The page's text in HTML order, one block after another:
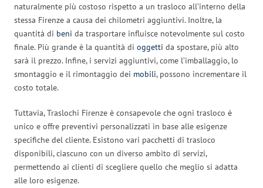
naturalmente più costoso rispetto a un trasloco all’interno della
stessa Firenze a causa dei chilometri aggiuntivi. Inoltre, la
quantità di beni da trasportare influisce notevolmente sul costo
finale. Più grande è la quantità di oggetti da spostare, più alto
sarà il prezzo. Infine, i servizi aggiuntivi, come l’imballaggio, lo
smontaggio e il rimontaggio dei mobili, possono incrementare il
costo totale.
Tuttavia, Traslochi Firenze è consapevole che ogni trasloco è
unico e offre preventivi personalizzati in base alle esigenze
specifiche del cliente. Esistono vari pacchetti di trasloco
disponibili, ciascuno con un diverso ambito di servizi,
permettendo ai clienti di scegliere quello che meglio si adatta
alle loro esigenze.